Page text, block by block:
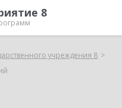
8
учреждения 8